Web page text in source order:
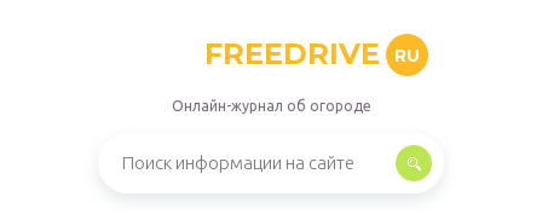
FREEDRIVE RU
Онлайн-журнал об огороде